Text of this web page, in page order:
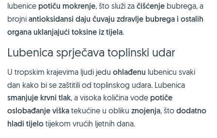
lubenice potiču mokrenje, što služi za čišćenje bubrega, a
brojni antioksidansi daju čuvaju zdravlje bubrega i ostalih
organa uklanjajući toksine iz tijela.
Lubenica sprječava toplinski udar
U tropskim krajevima ljudi jedu ohlađenu lubenicu svaki
dan kako bi se zaštitili od toplinskog udara. Lubenica
smanjuje krvni tlak, a visoka količina vode potiče
oslobađanje viška tekućine u obliku znojenja, što dodatno
hladi tijelo tijekom vrućih ljetnih dana.